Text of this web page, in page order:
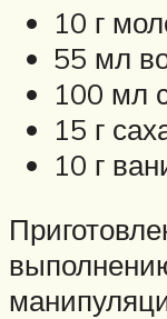
10 г
55 мл
100 мл
15 г
10 г